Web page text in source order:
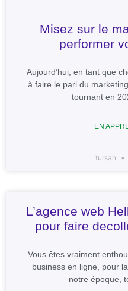
Misez sur le
performer
Aujourd’hui, en tant que
à faire le pari du
tournant en
EN
tursan
L’agence web
pour faire
Vous êtes vraiment
business en ligne, pour
notre époque,